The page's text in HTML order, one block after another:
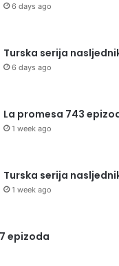
6 days ago
Turska serija
6 days ago
La promesa 743
1 week ago
Turska serija
1 week ago
epizoda